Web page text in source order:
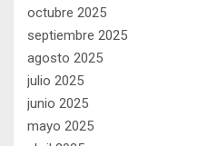
octubre 2025
septiembre 2025
agosto 2025
julio 2025
junio 2025
mayo 2025